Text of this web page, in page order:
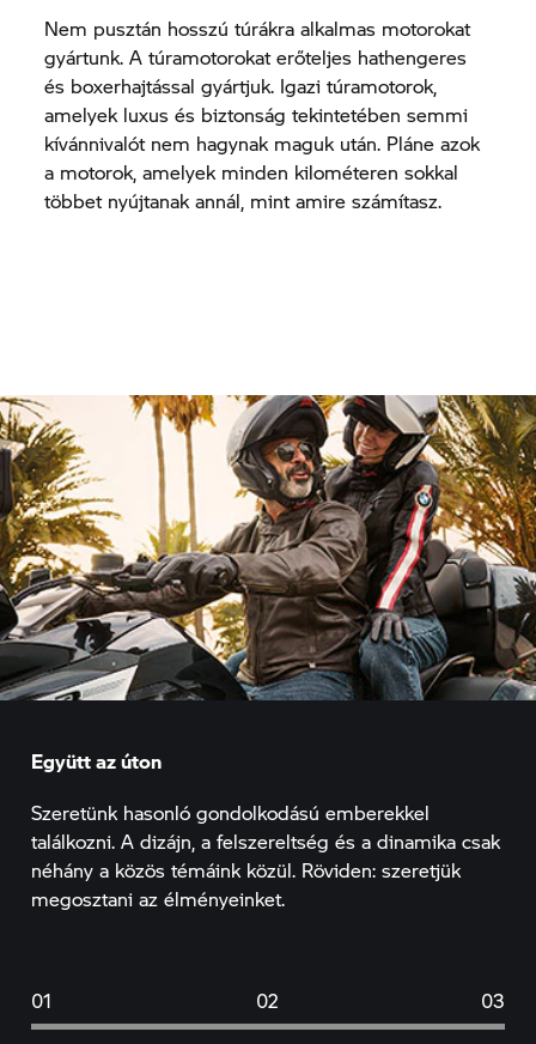
Nem pusztán hosszú túrákra alkalmas motorokat
gyártunk. A túramotorokat erőteljes hathengeres
és boxerhajtással gyártjuk. Igazi túramotorok,
amelyek luxus és biztonság tekintetében semmi
kívánnivalót nem hagynak maguk után. Pláne azok
a motorok, amelyek minden kilométeren sokkal
többet nyújtanak annál, mint amire számítasz.
Együtt az úton
Szeretünk hasonló gondolkodású emberekkel
találkozni. A dizájn, a felszereltség és a dinamika csak
néhány a közös témáink közül. Röviden: szeretjük
megosztani az élményeinket.
01 02 03